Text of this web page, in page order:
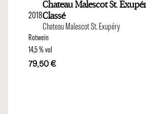
2018
Chateau Malescot St.
Classé
Chateau Malescot St. Exupéry
Rotwein
14,5 % vol
79,50 €